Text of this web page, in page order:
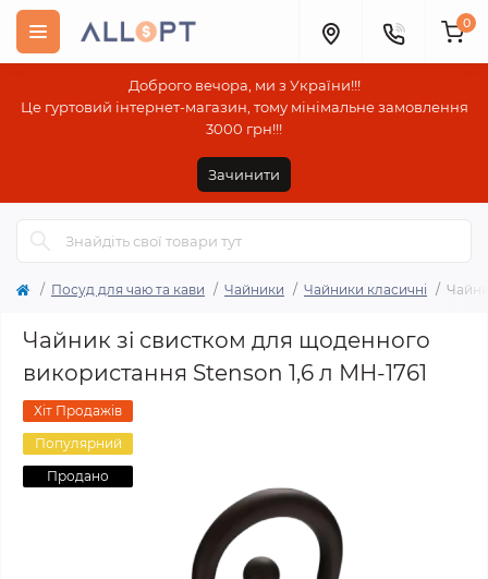
Доброго вечора, ми з України!!!
Це гуртовий інтернет-магазин, тому мінімальне замовлення
3000 грн!!!
Зачинити
0
Посуд для чаю та кави Чайники Чайники класичні
Чайник зі свистком для щоденного
використання Stenson 1,6 л МН-1761
Хіт Продажів
Популярний
Продано